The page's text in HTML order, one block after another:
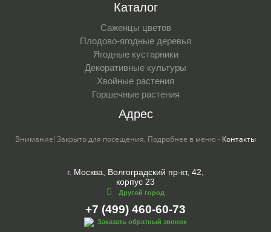
Каталог
Саженцы цветов
Плодово-ягодные деревья
Ягодные кустарники
Декоративные культуры
Хвойные растения
Горшечные растения
Адрес
Внимание! Закрыто для посещения. Подробнее в меню - Контакты
г. Москва, Волгоградский пр-кт, 42,
корпус 23
Другой город
+7 (499) 460-60-73
Заказать обратный звонок